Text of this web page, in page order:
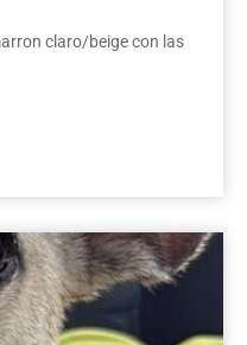
claro/beige con las